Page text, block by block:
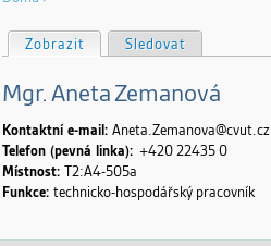
H
l
v
n
z
á
l
o
ž
Zobrazit (aktivní záložka)
Sledovat
Mgr.AnetaZemanová
Kontaktní e-mail: Aneta.Zemanova@cvut.cz
Telefon (pevná linka): +420 22435 0
Místnost: T2:A4-505a
Funkce: technicko-hospodářský pracovník